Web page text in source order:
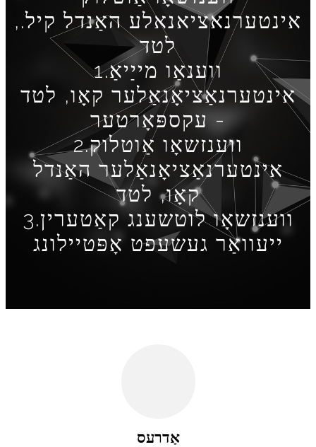
אינטערנאציאנאלע האַנדל קיל.,
לטד
1.ווענאַו מייַיאַ
אינטערנאַציאָנאַלער קאָו, לטד
- עקספּאָרטער
2.ווענזשאָו אַוטלוק
אינטערנאַציאָנאַלער האַנדל
קאָו, לטד
3.ווענזשאָו לוטשענג קאַטערין
ייעוואַר געשעפט אָפּטיילונג
אַדרעס